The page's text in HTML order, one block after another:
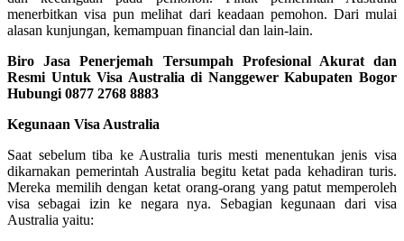
menerbitkan visa pun melihat dari keadaan pemohon. Dari mulai
alasan kunjungan, kemampuan financial dan lain-lain.
Biro Jasa Penerjemah Tersumpah Profesional Akurat dan
Resmi Untuk Visa Australia di Nanggewer Kabupaten Bogor
Hubungi 0877 2768 8883
Kegunaan Visa Australia
Saat sebelum tiba ke Australia turis mesti menentukan jenis visa
dikarnakan pemerintah Australia begitu ketat pada kehadiran turis.
Mereka memilih dengan ketat orang-orang yang patut memperoleh
visa sebagai izin ke negara nya. Sebagian kegunaan dari visa
Australia yaitu: